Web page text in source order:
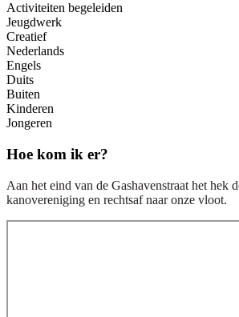
Activiteiten begeleiden
Jeugdwerk
Creatief
Nederlands
Engels
Duits
Buiten
Kinderen
Jongeren
Hoe kom ik er?
Aan het eind van de Gashavenstraat het hek
kanovereniging en rechtsaf naar onze vloot.